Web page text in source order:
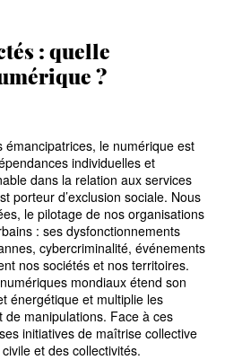
: quelle
?
émancipatrices, le numérique est
individuelles et
dans la relation aux services
porteur d’exclusion sociale. Nous
le pilotage de nos organisations
: ses dysfonctionnements
cybercriminalité, événements
nos sociétés et nos territoires.
mondiaux étend son
énergétique et multiplie les
de manipulations. Face à ces
initiatives de maîtrise collective
et des collectivités.